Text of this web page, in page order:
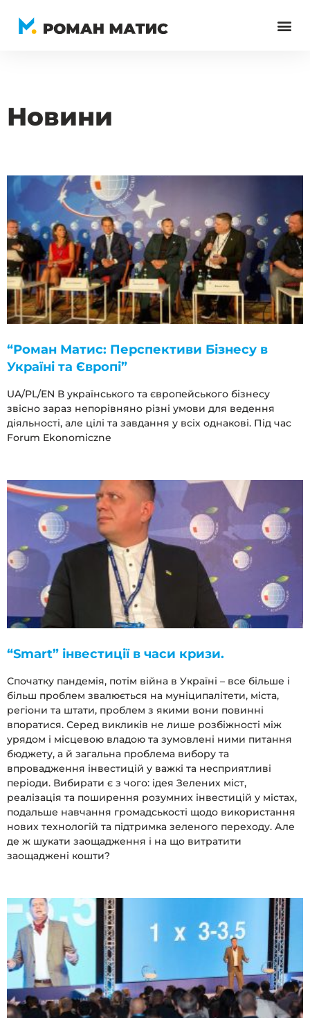
Перейти
Новини
“Роман Матис: Перспективи Бізнесу в
Україні та Європі”
UA/PL/EN В українського та європейського бізнесу
звісно зараз непорівняно різні умови для ведення
діяльності, але цілі та завдання у всіх однакові. Під час
Forum Ekonomiczne
“Smart” інвестиції в часи кризи.
Спочатку пандемія, потім війна в Україні – все більше і
більш проблем звалюється на муніципалітети, міста,
регіони та штати, проблем з якими вони повинні
впоратися. Серед викликів не лише розбіжності між
урядом і місцевою владою та зумовлені ними питання
бюджету, а й загальна проблема вибору та
впровадження інвестицій у важкі та несприятливі
періоди. Вибирати є з чого: ідея Зелених міст,
реалізація та поширення розумних інвестицій у містах,
подальше навчання громадськості щодо використання
нових технологій та підтримка зеленого переходу. Але
де ж шукати заощадження і на що витратити
заощаджені кошти?